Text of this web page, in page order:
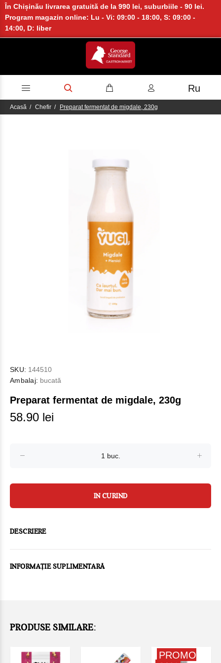
În Chișinău livrarea gratuită de la 990 lei, suburbiile - 90 lei.
Program magazin online: Lu - Vi: 09:00 - 18:00, S: 09:00 -
14:00, D: liber
Ru
Acasă Chefir Preparat fermentat de migdale, 230g
SKU: 144510
Ambalaj: bucată
Preparat fermentat de migdale, 230g
58.90 lei
IN CURIND
DESCRIERE
INFORMAȚIE SUPLIMENTARĂ
PRODUSE SIMILARE:
PROMO